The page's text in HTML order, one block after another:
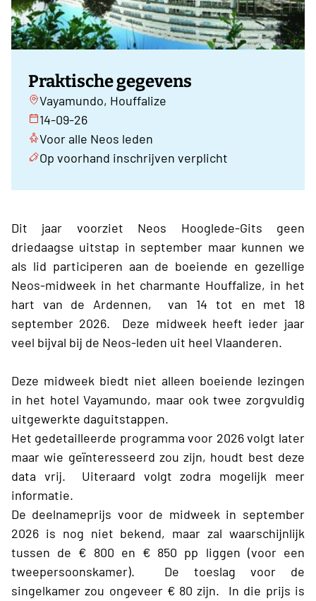
Praktische gegevens
Vayamundo, Houffalize
14-09-26
Voor alle Neos leden
Op voorhand inschrijven verplicht
Dit jaar voorziet Neos Hooglede-Gits geen
driedaagse uitstap in september maar kunnen we
als lid participeren aan de boeiende en gezellige
Neos-midweek in het charmante Houffalize, in het
hart van de Ardennen, van 14 tot en met 18
september 2026. Deze midweek heeft ieder jaar
veel bijval bij de Neos-leden uit heel Vlaanderen.
Deze midweek biedt niet alleen boeiende lezingen
in het hotel Vayamundo, maar ook twee zorgvuldig
uitgewerkte daguitstappen.
Het gedetailleerde programma voor 2026 volgt later
maar wie geïnteresseerd zou zijn, houdt best deze
data vrij. Uiteraard volgt zodra mogelijk meer
informatie.
De deelnameprijs voor de midweek in september
2026 is nog niet bekend, maar zal waarschijnlijk
tussen de € 800 en € 850 pp liggen (voor een
tweepersoonskamer). De toeslag voor de
singelkamer zou ongeveer € 80 zijn. In die prijs is